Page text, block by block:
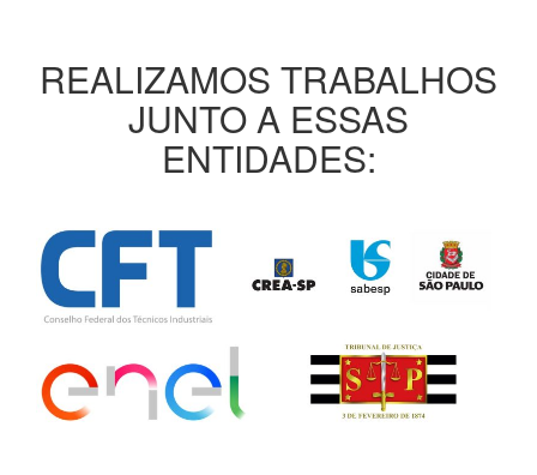
REALIZAMOS TRABALHOS
JUNTO A ESSAS
ENTIDADES: